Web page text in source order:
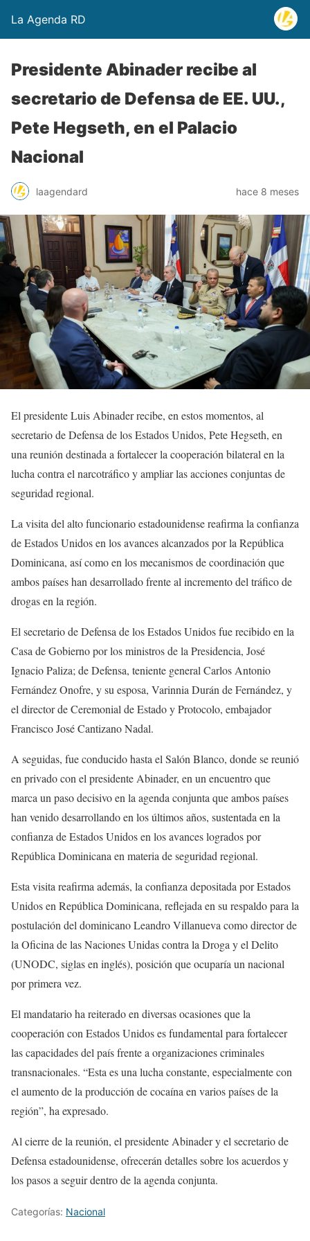
La Agenda RD
Presidente Abinader recibe al
secretario de Defensa de EE. UU.,
Pete Hegseth, en el Palacio
Nacional
laagendard hace 8 meses
El presidente Luis Abinader recibe, en estos momentos, al
secretario de Defensa de los Estados Unidos, Pete Hegseth, en
una reunión destinada a fortalecer la cooperación bilateral en la
lucha contra el narcotráfico y ampliar las acciones conjuntas de
seguridad regional.
La visita del alto funcionario estadounidense reafirma la confianza
de Estados Unidos en los avances alcanzados por la República
Dominicana, así como en los mecanismos de coordinación que
ambos países han desarrollado frente al incremento del tráfico de
drogas en la región.
El secretario de Defensa de los Estados Unidos fue recibido en la
Casa de Gobierno por los ministros de la Presidencia, José
Ignacio Paliza; de Defensa, teniente general Carlos Antonio
Fernández Onofre, y su esposa, Varinnia Durán de Fernández, y
el director de Ceremonial de Estado y Protocolo, embajador
Francisco José Cantizano Nadal.
A seguidas, fue conducido hasta el Salón Blanco, donde se reunió
en privado con el presidente Abinader, en un encuentro que
marca un paso decisivo en la agenda conjunta que ambos países
han venido desarrollando en los últimos años, sustentada en la
confianza de Estados Unidos en los avances logrados por
República Dominicana en materia de seguridad regional.
Esta visita reafirma además, la confianza depositada por Estados
Unidos en República Dominicana, reflejada en su respaldo para la
postulación del dominicano Leandro Villanueva como director de
la Oficina de las Naciones Unidas contra la Droga y el Delito
(UNODC, siglas en inglés), posición que ocuparía un nacional
por primera vez.
El mandatario ha reiterado en diversas ocasiones que la
cooperación con Estados Unidos es fundamental para fortalecer
las capacidades del país frente a organizaciones criminales
transnacionales. “Esta es una lucha constante, especialmente con
el aumento de la producción de cocaína en varios países de la
región”, ha expresado.
Al cierre de la reunión, el presidente Abinader y el secretario de
Defensa estadounidense, ofrecerán detalles sobre los acuerdos y
los pasos a seguir dentro de la agenda conjunta.
Categorías: Nacional